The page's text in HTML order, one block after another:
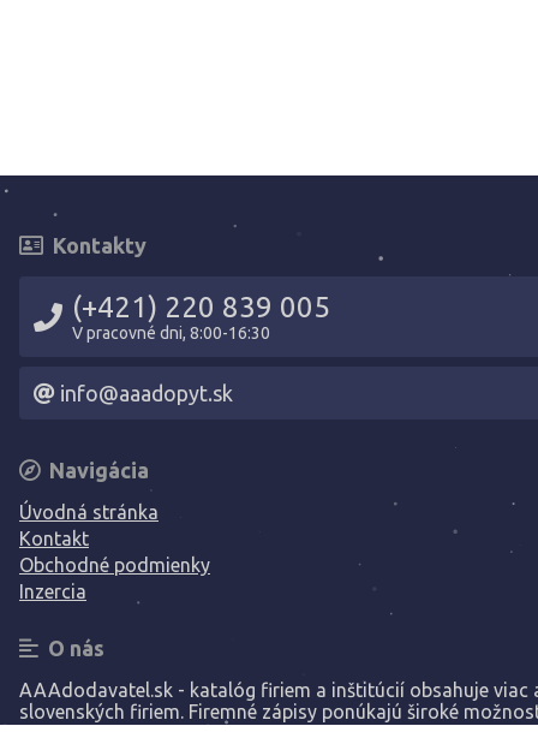
Kontakty
(+421) 220 839 005
V pracovné dni, 8:00-16:30
info@aaadopyt.sk
Navigácia
Úvodná stránka
Kontakt
Obchodné podmienky
Inzercia
O nás
AAAdodavatel.sk - katalóg firiem a inštitúcií obsahuje viac
slovenských firiem. Firemné zápisy ponúkajú široké